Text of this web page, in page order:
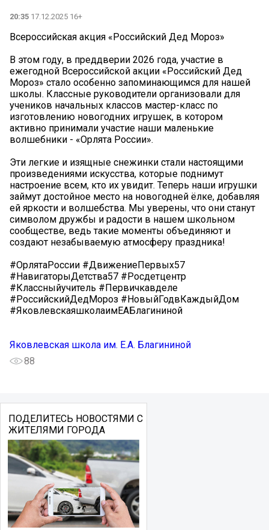
20:35 17.12.2025 16+
Всероссийская акция «Российский Дед Мороз»
️В этом году, в преддверии 2026 года, участие в
ежегодной Всероссийской акции «Российский Дед
Мороз» стало особенно запоминающимся для нашей
школы. Классные руководители организовали для
учеников начальных классов мастер-класс по
изготовлению новогодних игрушек, в котором
активно принимали участие наши маленькие
волшебники - «Орлята России».
️Эти легкие и изящные снежинки стали настоящими
произведениями искусства, которые поднимут
настроение всем, кто их увидит. Теперь наши игрушки
займут достойное место на новогодней ёлке, добавляя
ей яркости и волшебства. Мы уверены, что они станут
символом дружбы и радости в нашем школьном
сообществе, ведь такие моменты объединяют и
создают незабываемую атмосферу праздника!
#ОрлятаРоссии #ДвижениеПервых57
#НавигаторыДетства57 #Росдетцентр
#Классныйучитель #Первичкавделе
#РоссийскийДедМороз #НовыйГодвКаждыйДом
#ЯковлевскаяшколаимЕАБлагининой
Яковлевская школа им. Е.А. Благининой
88
ПОДЕЛИТЕСЬ НОВОСТЯМИ С
ЖИТЕЛЯМИ ГОРОДА